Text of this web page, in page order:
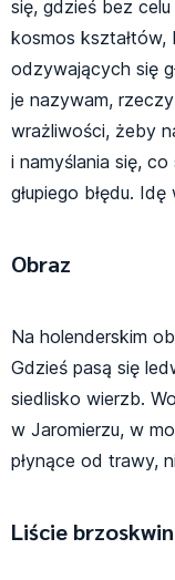
się, gdzieś bez
kosmos kształtów,
odzywających się
je nazywam,
wrażliwości, żeby
i namyślania się, co
głupiego błędu.
Obraz
Na holenderskim
Gdzieś pasą się
siedlisko wierzb.
w Jaromierzu, w
płynące od trawy,
Liście